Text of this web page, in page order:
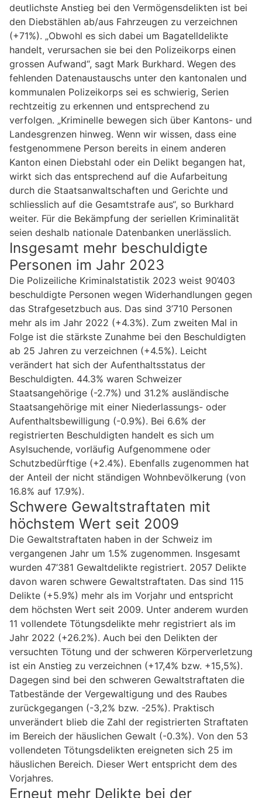
deutlichste Anstieg bei den Vermögensdelikten ist bei
den Diebstählen ab/aus Fahrzeugen zu verzeichnen
(+71%). „Obwohl es sich dabei um Bagatelldelikte
handelt, verursachen sie bei den Polizeikorps einen
grossen Aufwand“, sagt Mark Burkhard. Wegen des
fehlenden Datenaustauschs unter den kantonalen und
kommunalen Polizeikorps sei es schwierig, Serien
rechtzeitig zu erkennen und entsprechend zu
verfolgen. „Kriminelle bewegen sich über Kantons- und
Landesgrenzen hinweg. Wenn wir wissen, dass eine
festgenommene Person bereits in einem anderen
Kanton einen Diebstahl oder ein Delikt begangen hat,
wirkt sich das entsprechend auf die Aufarbeitung
durch die Staatsanwaltschaften und Gerichte und
schliesslich auf die Gesamtstrafe aus“, so Burkhard
weiter. Für die Bekämpfung der seriellen Kriminalität
seien deshalb nationale Datenbanken unerlässlich.
Insgesamt mehr beschuldigte
Personen im Jahr 2023
Die Polizeiliche Kriminalstatistik 2023 weist 90’403
beschuldigte Personen wegen Widerhandlungen gegen
das Strafgesetzbuch aus. Das sind 3’710 Personen
mehr als im Jahr 2022 (+4.3%). Zum zweiten Mal in
Folge ist die stärkste Zunahme bei den Beschuldigten
ab 25 Jahren zu verzeichnen (+4.5%). Leicht
verändert hat sich der Aufenthaltsstatus der
Beschuldigten. 44.3% waren Schweizer
Staatsangehörige (-2.7%) und 31.2% ausländische
Staatsangehörige mit einer Niederlassungs- oder
Aufenthaltsbewilligung (-0.9%). Bei 6.6% der
registrierten Beschuldigten handelt es sich um
Asylsuchende, vorläufig Aufgenommene oder
Schutzbedürftige (+2.4%). Ebenfalls zugenommen hat
der Anteil der nicht ständigen Wohnbevölkerung (von
16.8% auf 17.9%).
Schwere Gewaltstraftaten mit
höchstem Wert seit 2009
Die Gewaltstraftaten haben in der Schweiz im
vergangenen Jahr um 1.5% zugenommen. Insgesamt
wurden 47’381 Gewaltdelikte registriert. 2057 Delikte
davon waren schwere Gewaltstraftaten. Das sind 115
Delikte (+5.9%) mehr als im Vorjahr und entspricht
dem höchsten Wert seit 2009. Unter anderem wurden
11 vollendete Tötungsdelikte mehr registriert als im
Jahr 2022 (+26.2%). Auch bei den Delikten der
versuchten Tötung und der schweren Körperverletzung
ist ein Anstieg zu verzeichnen (+17,4% bzw. +15,5%).
Dagegen sind bei den schweren Gewaltstraftaten die
Tatbestände der Vergewaltigung und des Raubes
zurückgegangen (-3,2% bzw. -25%). Praktisch
unverändert blieb die Zahl der registrierten Straftaten
im Bereich der häuslichen Gewalt (-0.3%). Von den 53
vollendeten Tötungsdelikten ereigneten sich 25 im
häuslichen Bereich. Dieser Wert entspricht dem des
Vorjahres.
Erneut mehr Delikte bei der